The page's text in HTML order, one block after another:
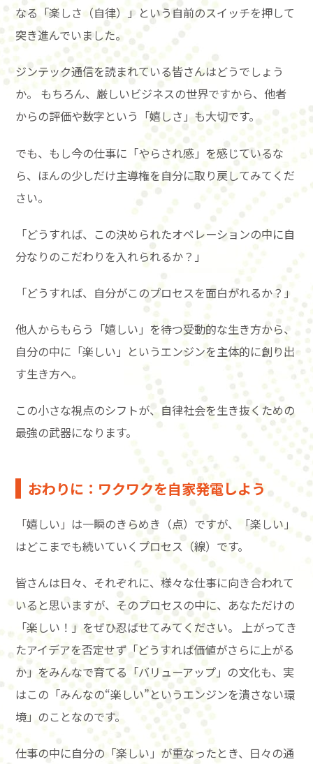
なる「楽しさ（自律）」という自前のスイッチを押して
突き進んでいました。
ジンテック通信を読まれている皆さんはどうでしょう
か。 もちろん、厳しいビジネスの世界ですから、他者
からの評価や数字という「嬉しさ」も大切です。
でも、もし今の仕事に「やらされ感」を感じているな
ら、ほんの少しだけ主導権を自分に取り戻してみてくだ
さい。
「どうすれば、この決められたオペレーションの中に自
分なりのこだわりを入れられるか？」
「どうすれば、自分がこのプロセスを面白がれるか？」
他人からもらう「嬉しい」を待つ受動的な生き方から、
自分の中に「楽しい」というエンジンを主体的に創り出
す生き方へ。
この小さな視点のシフトが、自律社会を生き抜くための
最強の武器になります。
おわりに：ワクワクを自家発電しよう
「嬉しい」は一瞬のきらめき（点）ですが、「楽しい」
はどこまでも続いていくプロセス（線）です。
皆さんは日々、それぞれに、様々な仕事に向き合われて
いると思いますが、そのプロセスの中に、あなただけの
「楽しい！」をぜひ忍ばせてみてください。 上がってき
たアイデアを否定せず「どうすれば価値がさらに上がる
か」をみんなで育てる「バリューアップ」の文化も、実
はこの「みんなの“楽しい”というエンジンを潰さない環
境」のことなのです。
仕事の中に自分の「楽しい」が重なったとき、日々の通